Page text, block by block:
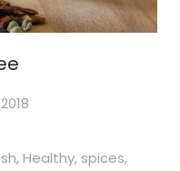
,Healthy, spices,